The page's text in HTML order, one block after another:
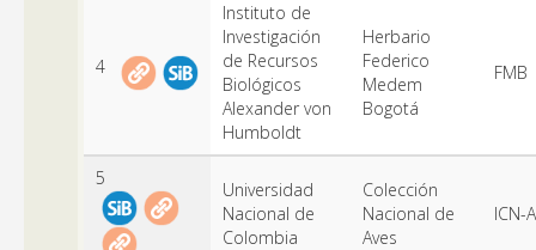
4
Instituto de
Investigación
de Recursos
Biológicos
Alexander von
Humboldt
Herbario
Federico
Medem
Bogotá
FMB
5
Universidad
Nacional de
Colombia
Colección
Nacional de
Aves
ICN-A